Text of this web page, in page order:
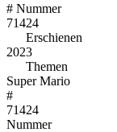
# Nummer
71424
Erschienen
2023
Themen
Super Mario
#
71424
Nummer